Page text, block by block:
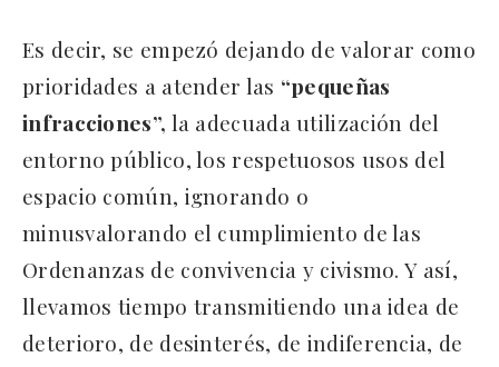
Es decir, se empezó dejando de valorar como
prioridades a atender las “pequeñas
infracciones”, la adecuada utilización del
entorno público, los respetuosos usos del
espacio común, ignorando o
minusvalorando el cumplimiento de las
Ordenanzas de convivencia y civismo. Y así,
llevamos tiempo transmitiendo una idea de
deterioro, de desinterés, de indiferencia, de